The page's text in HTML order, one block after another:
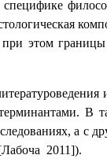
этом
В
а с
2011]).